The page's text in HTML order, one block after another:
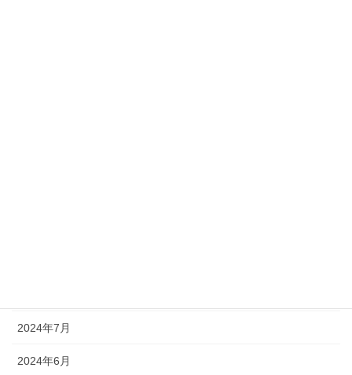
2024年7月
2024年6月